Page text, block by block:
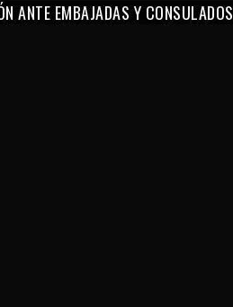
ANTE EMBAJADAS Y CONSULADOS